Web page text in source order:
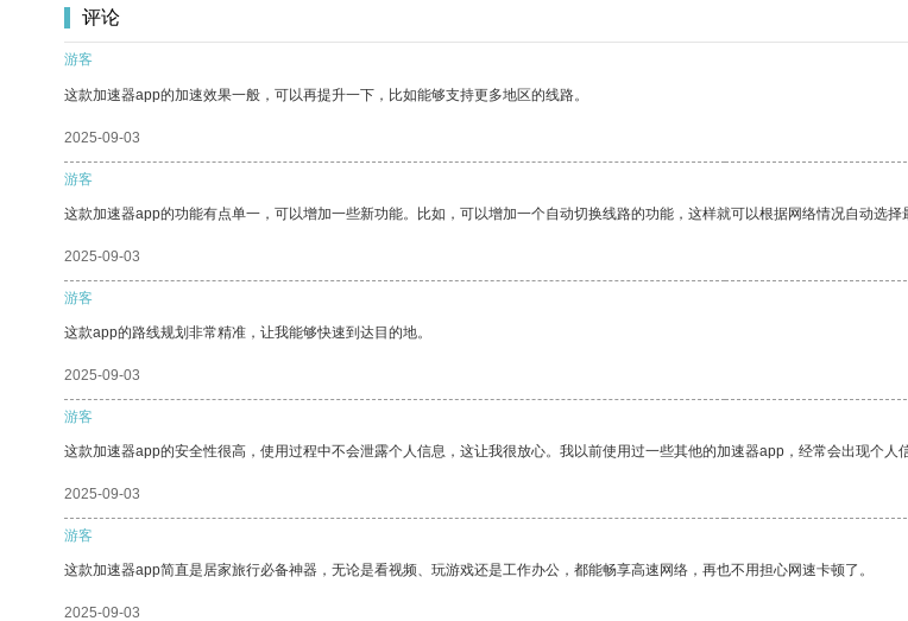
评论
游客
这款加速器app的加速效果一般，可以再提升一下，比如能够支持更多地区的线路。
2025-09-03
游客
这款加速器app的功能有点单一，可以增加一些新功能。比如，可以增加一个自动切换线路的功能，这样就可以根据网络情况自动选择
2025-09-03
游客
这款app的路线规划非常精准，让我能够快速到达目的地。
2025-09-03
游客
这款加速器app的安全性很高，使用过程中不会泄露个人信息，这让我很放心。我以前使用过一些其他的加速器app，经常会出现个人
2025-09-03
游客
这款加速器app简直是居家旅行必备神器，无论是看视频、玩游戏还是工作办公，都能畅享高速网络，再也不用担心网速卡顿了。
2025-09-03